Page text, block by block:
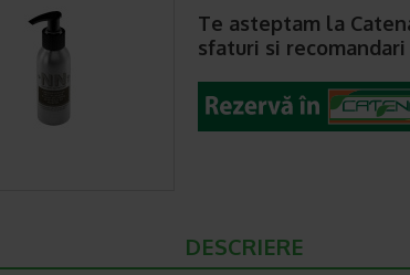
Te asteptam la
sfaturi si recomandari
DESCRIERE